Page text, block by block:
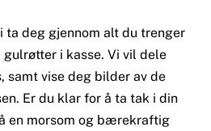
ta deg gjennom alt du trenger
i kasse. Vi vil dele
samt vise deg bilder av de
Er du klar for å ta tak i din
en morsom og bærekraftig